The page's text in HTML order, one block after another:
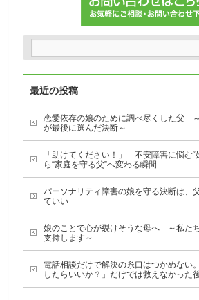
最近の投稿
恋愛依存の娘のために調べ尽くした父
が最後に選んだ決断～
「助けてください！」 不安障害に悩む“
ら“家庭を守る父”へ変わる瞬間
パーソナリティ障害の娘を守る決断は、
ていい
娘のことで心が裂けそうな母へ ～私た
支持します～
電話相談だけで解決の糸口はつかめない
したらいいか？」だけでは救えなかった